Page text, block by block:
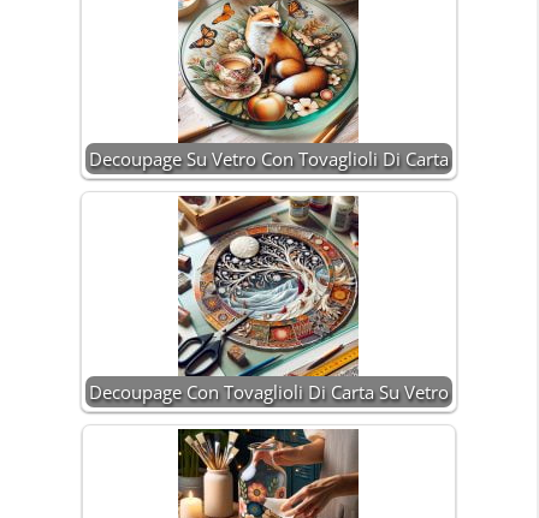
Decoupage Su Vetro Con Tovaglioli Di Carta
Decoupage Con Tovaglioli Di Carta Su Vetro